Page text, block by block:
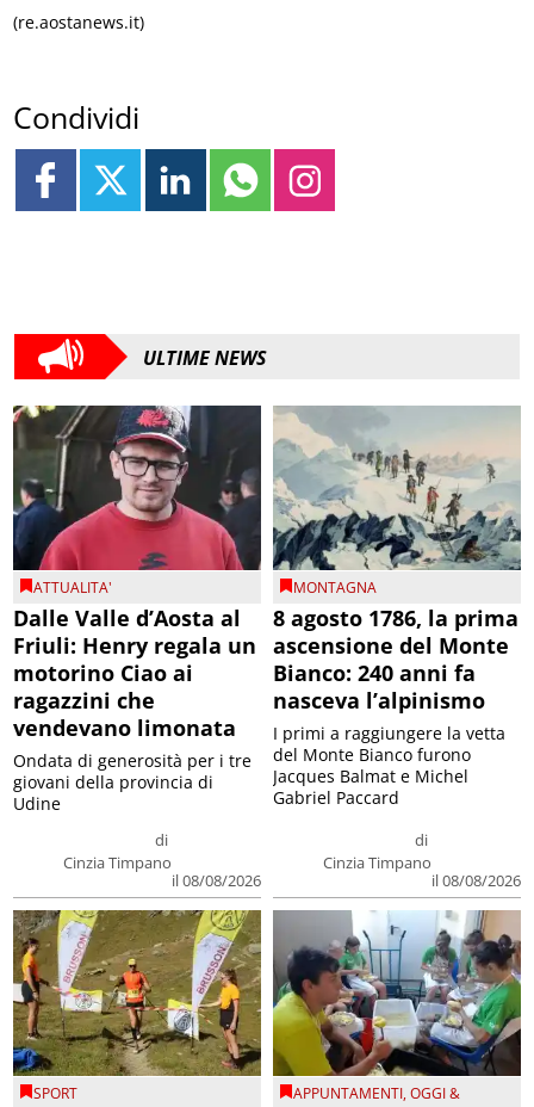
(re.aostanews.it)
Condividi
ULTIME NEWS
ATTUALITA'
Dalle Valle d’Aosta al
Friuli: Henry regala un
motorino Ciao ai
ragazzini che
vendevano limonata
di
Cinzia Timpano
il 08/08/2026
Ondata di generosità per i tre
giovani della provincia di
Udine
MONTAGNA
8 agosto 1786, la prima
ascensione del Monte
Bianco: 240 anni fa
nasceva l’alpinismo
di
Cinzia Timpano
il 08/08/2026
I primi a raggiungere la vetta
del Monte Bianco furono
Jacques Balmat e Michel
Gabriel Paccard
SPORT APPUNTAMENTI,OGGI &